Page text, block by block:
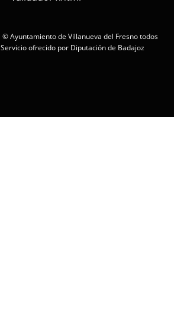
© Ayuntamiento de Villanueva del Fresno todos
Servicio ofrecido por Diputación de Badajoz